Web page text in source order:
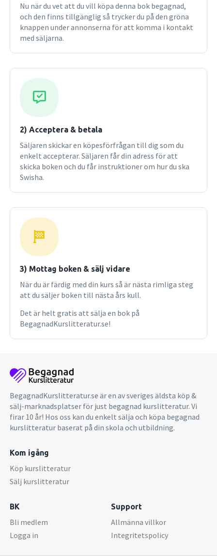
Nu när du vet att du vill köpa denna bok begagnad,
och den finns tillgänglig så trycker du på den gröna
knappen under annonserna för att komma i kontakt
med säljarna.
2) Acceptera & betala
Säljaren skickar en köpesförfrågan till dig som du
enkelt accepterar. Säljaren får din adress för att
skicka boken och du får instruktioner om hur du ska
Swisha.
3) Mottag boken & sälj vidare
När du är färdig med din kurs så är nästa rimliga steg
att du säljer boken till nästa års kull.
Det är helt gratis att sälja en bok på
BegagnadKurslitteratur.se!
BegagnadKurslitteratur.se är en av sveriges äldsta köp &
sälj-marknadsplatser för just begagnad kurslitteratur. Vi
firar 10 år! Hos oss kan du enkelt sälja och köpa begagnad
kurslitteratur baserat på din skola och utbildning.
Kom igång
Köp kurslitteratur
Sälj kurslitteratur
BK
Bli medlem
Logga in
Support
Allmänna villkor
Integritetspolicy